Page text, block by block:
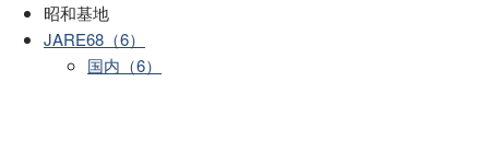
昭和基地
JARE68（6）
国内（6）